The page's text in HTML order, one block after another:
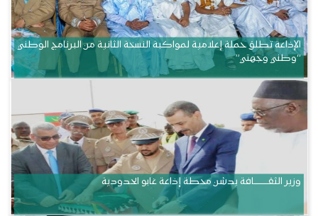
الإذاعة تطلق حملة إعلامية لمواكبة النسخة الثانية من البرنامج الوطني
“وطني وجهتي”
وزير الثقــــــــــافة يدشن محطة إذاعة غابو الحدودية